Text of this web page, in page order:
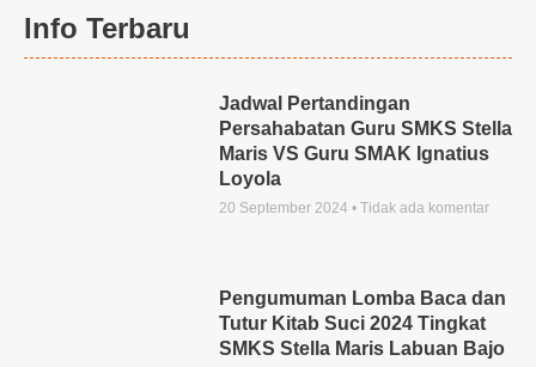
Info Terbaru
Jadwal Pertandingan
Persahabatan Guru SMKS Stella
Maris VS Guru SMAK Ignatius
Loyola
20 September 2024 Tidak ada komentar
Pengumuman Lomba Baca dan
Tutur Kitab Suci 2024 Tingkat
SMKS Stella Maris Labuan Bajo